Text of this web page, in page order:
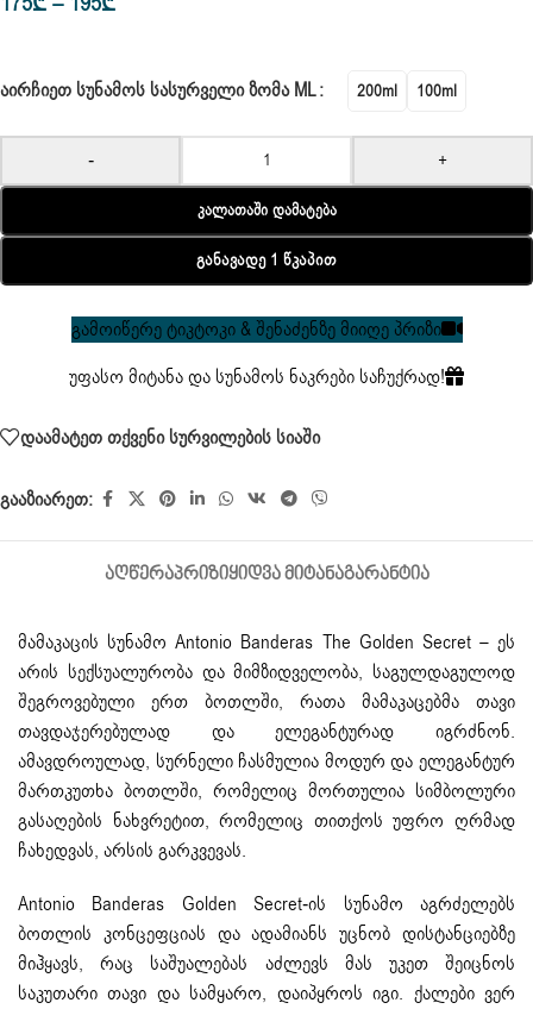
ᲐᲘᲠᲩᲘᲔᲗ ᲡᲣᲜᲐᲛᲝᲡ ᲡᲐᲡᲣᲠᲕᲔᲚᲘ ᲖᲝᲛᲐ ML 200ml 100ml
- +
Კალათაში Დამატება
Განავადე 1 Წკაპით
გამოიწერე ტიკტოკი & შენაძენზე მიიღე პრიზი
უფასო მიტანა და სუნამოს ნაკრები საჩუქრად!
დაამატეთ თქვენი სურვილების სიაში
გააზიარეთ:
ᲐᲦᲬᲔᲠᲐᲞᲠᲘᲖᲘᲧᲘᲓᲕᲐ ᲛᲘᲢᲐᲜᲐᲒᲐᲠᲐᲜᲢᲘᲐ
მამაკაცის სუნამო Antonio Banderas The Golden Secret – ეს
არის სექსუალურობა და მიმზიდველობა, საგულდაგულოდ
შეგროვებული ერთ ბოთლში, რათა მამაკაცებმა თავი
თავდაჯერებულად და ელეგანტურად იგრძნონ.
ამავდროულად, სურნელი ჩასმულია მოდურ და ელეგანტურ
მართკუთხა ბოთლში, რომელიც მორთულია სიმბოლური
გასაღების ნახვრეტით, რომელიც თითქოს უფრო ღრმად
ჩახედვას, არსის გარკვევას.
Antonio Banderas Golden Secret-ის სუნამო აგრძელებს
ბოთლის კონცეფციას და ადამიანს უცნობ დისტანციებზე
მიჰყავს, რაც საშუალებას აძლევს მას უკეთ შეიცნოს
საკუთარი თავი და სამყარო, დაიპყროს იგი. ქალები ვერ